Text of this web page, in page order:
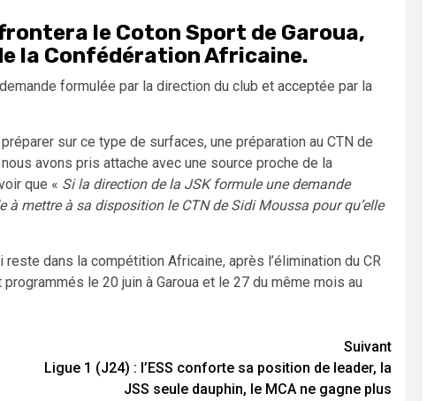
le Coton Sport de Garoua,
la Confédération Africaine.
formulée par la direction du club et acceptée par la
sur ce type de surfaces, une préparation au CTN de
avons pris attache avec une source proche de la
que « Si la direction de la JSK formule une demande
à mettre à sa disposition le CTN de Sidi Moussa pour qu’elle
dans la compétition Africaine, après l’élimination du CR
le 20 juin à Garoua et le 27 du même mois au
Suivant
Ligue 1 (J24) : l’ESS conforte sa position de leader, la
JSS seule dauphin, le MCA ne gagne plus